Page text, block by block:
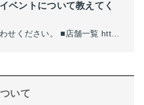
ベントについて教えてく
いて